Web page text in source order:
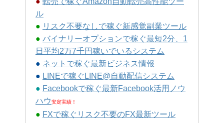
ル
● リスク不要なしで稼ぐ新感覚副業ツール
● バイナリーオプションで稼ぐ最短2分、1
日平均2万7千円稼いでいるシステム
● ネットで稼ぐ最新ビジネス情報
● LINEで稼ぐLINE@自動配信システム
● Facebookで稼ぐ最新Facebook活用ノウ
ハウ安定実績！
● FXで稼ぐリスク不要のFX最新ツール